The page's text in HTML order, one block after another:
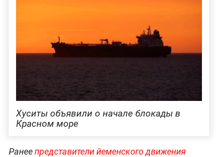
Хуситы объявили о начале блокады в
Красном море
Ранеепредставители йеменского движения